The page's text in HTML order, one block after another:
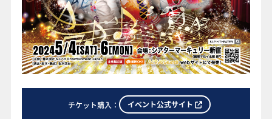
チケット購入： イベント公式サイト